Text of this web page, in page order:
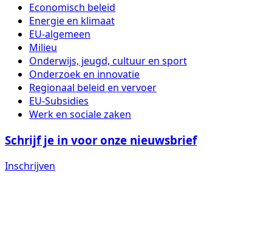
Economisch beleid
Energie en klimaat
EU-algemeen
Milieu
Onderwijs, jeugd, cultuur en sport
Onderzoek en innovatie
Regionaal beleid en vervoer
EU-Subsidies
Werk en sociale zaken
Schrijf je in voor onze nieuwsbrief
Inschrijven